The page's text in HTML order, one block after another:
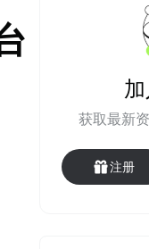
获取最新
注册